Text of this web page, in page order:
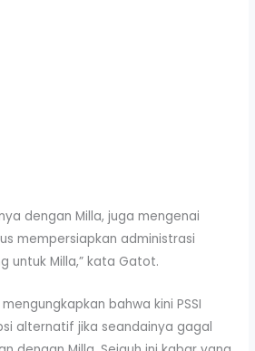
dengan Milla, juga mengenai
mempersiapkan administrasi
untuk Milla,” kata Gatot.
bahwa kini PSSI
alternatif jika seandainya gagal